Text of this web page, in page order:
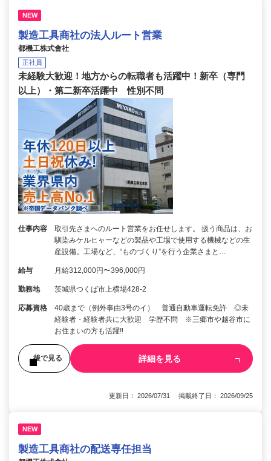
NEW
製造工具商社の法人ルート営業
都機工株式會社
正社員
未経験大歓迎！地方からの転職者も活躍中！新卒（専門
以上）・第二新卒活躍中 性別不問
仕事内容
取引先さまへのルート営業をお任せします。 扱う商品は、お
馴染みケルヒャーなどの製品や工場で使用する機械などの生
産設備。工場など、“ものづくり”を行う企業さまと…
給与 月給312,000円〜396,000円
勤務地 茨城県つくば市上横場428-2
応募資格
40歳まで（例外事由3号のイ） 普通自動車運転免許 ◎未
経験者・経験者共に大歓迎 学歴不問 ※三郷市や越谷市に
お住まいの方も活躍‼︎
後で見る 詳細を見る
更新日： 2026/07/31 掲載終了日： 2026/09/25
NEW
製造工具商社の配送専任担当